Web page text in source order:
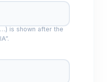
is shown after the